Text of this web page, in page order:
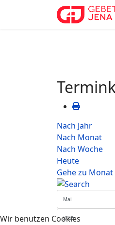
Nach Jahr
Nach Monat
Nach Woche
Heute
Gehe zu Monat
Wir benutzen Cookies